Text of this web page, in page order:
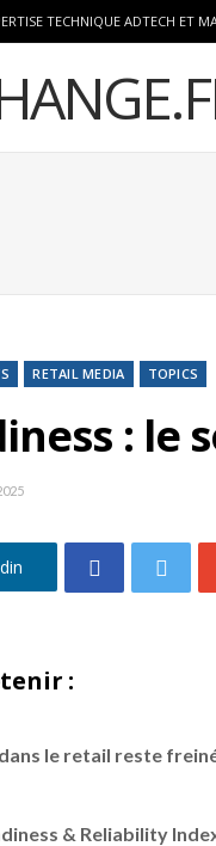
TECHNIQUE ADTECH ET
RETAIL MEDIA TOPICS
: le
:
dans le retail reste
& Reliability